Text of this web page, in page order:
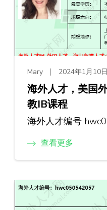
Mary 2024年1月10日
海外人才，美国
教IB课程
海外人才编号
查看更多